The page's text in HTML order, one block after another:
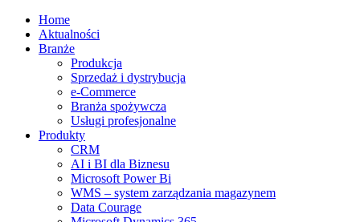
Home
Aktualności
Branże
Produkcja
Sprzedaż i dystrybucja
e-Commerce
Branża spożywcza
Usługi profesjonalne
Produkty
CRM
AI i BI dla Biznesu
Microsoft Power Bi
WMS – system zarządzania magazynem
Data Courage